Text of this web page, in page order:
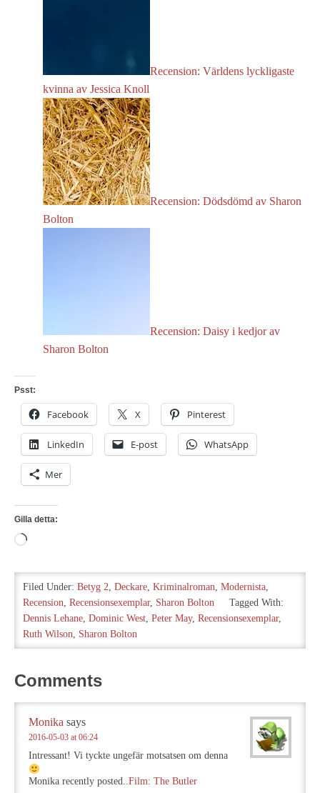
Recension: Världens lyckligaste
kvinna av Jessica Knoll
Recension: Dödsdömd av Sharon
Bolton
Recension: Daisy i kedjor av
Sharon Bolton
Psst:
Facebook X Pinterest
LinkedIn E-post WhatsApp
Mer
Gilla detta:
Laddar
…
Filed Under: Betyg 2, Deckare, Kriminalroman, Modernista,
Recension, Recensionsexemplar, Sharon Bolton
Tagged With:
Dennis Lehane, Dominic West, Peter May, Recensionsexemplar,
Ruth Wilson, Sharon Bolton
Comments
Monika says
2016-05-03 at 06:24
Intressant! Vi tyckte ungefär motsatsen om denna
Monika recently posted..Film: The Butler